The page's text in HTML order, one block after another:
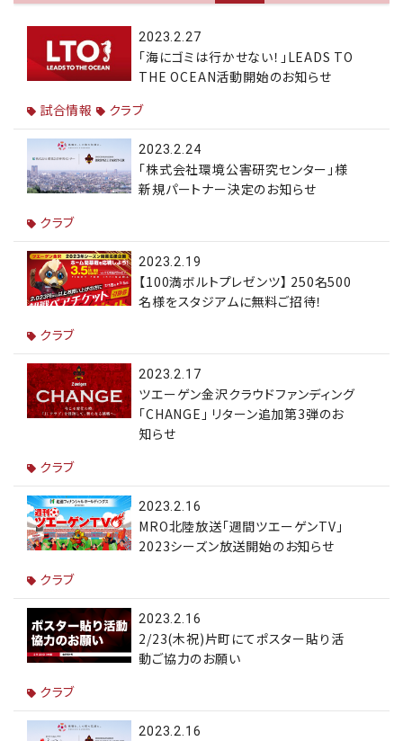
2023.2.27
「海にゴミは行かせない！」LEADS TO
THE OCEAN活動開始のお知らせ
試合情報
クラブ
2023.2.24
「株式会社環境公害研究センター」様
新規パートナー決定のお知らせ
クラブ
2023.2.19
【100満ボルトプレゼンツ】 250名500
名様をスタジアムに無料ご招待！
クラブ
2023.2.17
ツエーゲン金沢クラウドファンディング
「CHANGE」 リターン追加第3弾のお
知らせ
クラブ
2023.2.16
MRO北陸放送「週間ツエーゲンTV」
2023シーズン放送開始のお知らせ
クラブ
2023.2.16
2/23(木祝)片町にてポスター貼り活
動ご協力のお願い
クラブ
2023.2.16